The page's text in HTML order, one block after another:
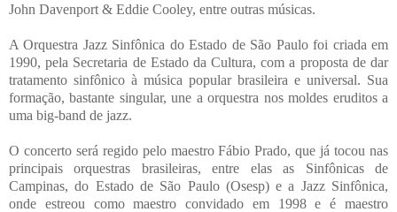
John Davenport & Eddie Cooley, entre outras músicas.
A Orquestra Jazz Sinfônica do Estado de São Paulo foi criada em
1990, pela Secretaria de Estado da Cultura, com a proposta de dar
tratamento sinfônico à música popular brasileira e universal. Sua
formação, bastante singular, une a orquestra nos moldes eruditos a
uma big-band de jazz.
O concerto será regido pelo maestro Fábio Prado, que já tocou nas
principais orquestras brasileiras, entre elas as Sinfônicas de
Campinas, do Estado de São Paulo (Osesp) e a Jazz Sinfônica,
onde estreou como maestro convidado em 1998 e é maestro